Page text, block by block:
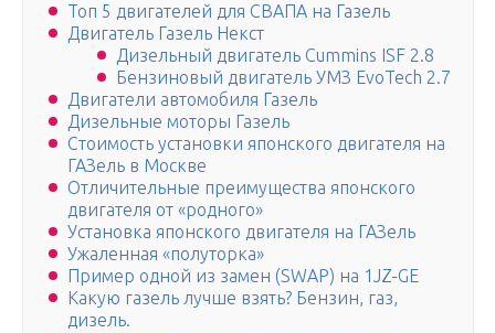
Топ 5 двигателей для СВАПА на Газель
Двигатель Газель Некст
Дизельный двигатель Cummins ISF 2.8
Бензиновый двигатель УМЗ EvoTech 2.7
Двигатели автомобиля Газель
Дизельные моторы Газель
Стоимость установки японского двигателя на
ГАЗель в Москве
Отличительные преимущества японского
двигателя от «родного»
Установка японского двигателя на ГАЗель
Ужаленная «полуторка»
Пример одной из замен (SWAP) на 1JZ-GE
Какую газель лучше взять? Бензин, газ,
дизель.